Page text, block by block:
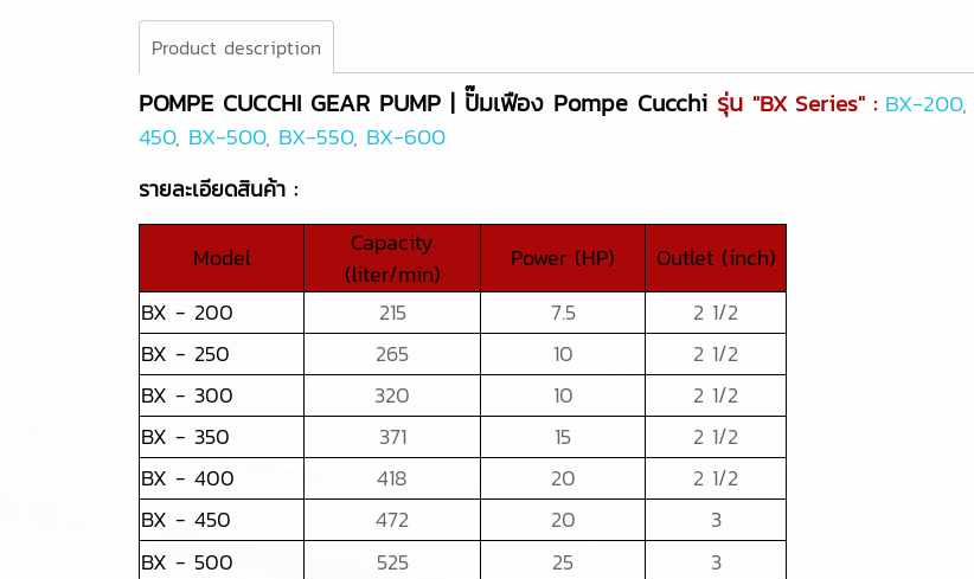
Product description
POMPE CUCCHI GEAR PUMP | ปั๊มเฟือง Pompe Cucchi รุ่น "BX Series" : BX-200,
450, BX-500, BX-550, BX-600
รายละเอียดสินค้า :
Model
Capacity
(liter/min)
Power (HP)
Outlet (inch)
BX - 200
215 7.5
2 1/2
BX - 250
265 10
2 1/2
BX - 300
320 10
2 1/2
BX - 350
371 15
2 1/2
BX - 400
418 20
2 1/2
BX - 450
472 20
3
BX - 500
525 25
3